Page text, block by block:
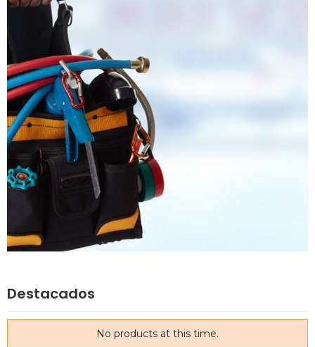
Destacados
No products at this time.